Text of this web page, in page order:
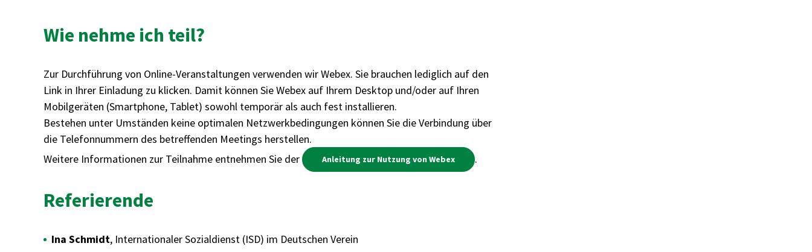
Wie nehme ich teil?
Zur Durchführung von Online-Veranstaltungen verwenden wir Webex. Sie brauchen lediglich auf den
Link in Ihrer Einladung zu klicken. Damit können Sie Webex auf Ihrem Desktop und/oder auf Ihren
Mobilgeräten (Smartphone, Tablet) sowohl temporär als auch fest installieren.
Bestehen unter Umständen keine optimalen Netzwerkbedingungen können Sie die Verbindung über
die Telefonnummern des betreffenden Meetings herstellen.
Weitere Informationen zur Teilnahme entnehmen Sie der
Anleitung zur Nutzung von Webex .
Referierende
Ina Schmidt, Internationaler Sozialdienst (ISD) im Deutschen Verein